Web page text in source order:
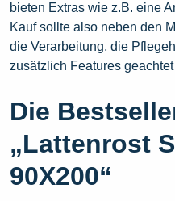
bieten Extras wie z.B. eine
Kauf sollte also neben den
die Verarbeitung, die
zusätzlich Features
Die
„Lattenrost
90X200“